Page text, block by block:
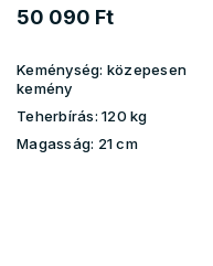
50 090 Ft
Keménység: közepesen
kemény
Teherbírás: 120 kg
Magasság: 21 cm